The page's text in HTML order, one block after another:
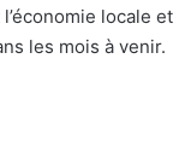
locale et
les mois à venir.